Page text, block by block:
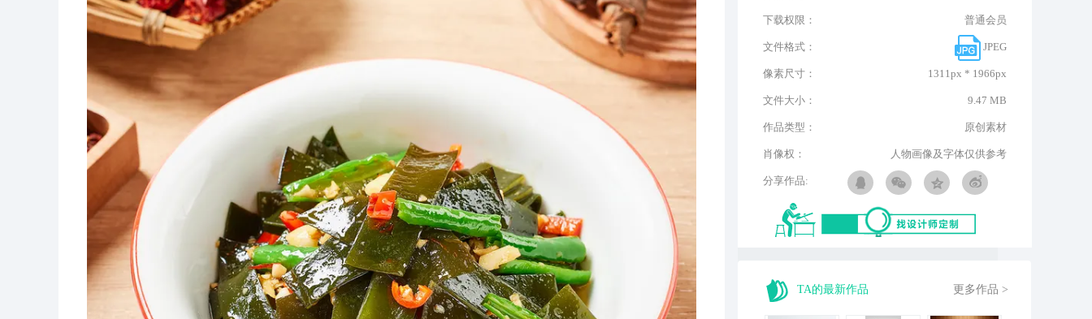
下载权限： 普通会员
文件格式： JPEG
像素尺寸： 1311px * 1966px
文件大小： 9.47 MB
作品类型： 原创素材
肖像权： 人物画像及字体仅供参考
分享作品:
TA的最新作品 更多作品 >